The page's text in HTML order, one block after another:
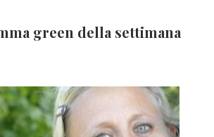
green della settimana